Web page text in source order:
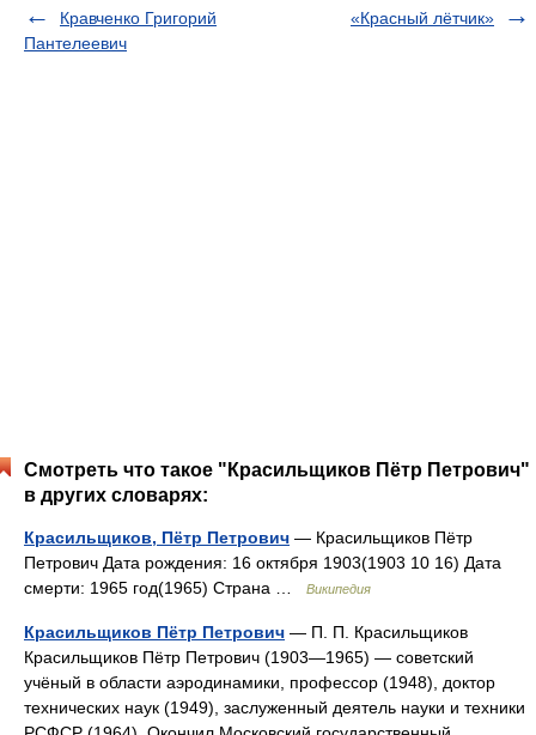
Кравченко Григорий
Пантелеевич
«Красный лётчик»
Смотреть что такое "Красильщиков Пётр Петрович"
в других словарях:
Красильщиков, Пётр Петрович — Красильщиков Пётр
Петрович Дата рождения: 16 октября 1903(1903 10 16) Дата
смерти: 1965 год(1965) Страна …
Википедия
Красильщиков Пётр Петрович — П. П. Красильщиков
Красильщиков Пётр Петрович (1903—1965) — советский
учёный в области аэродинамики, профессор (1948), доктор
технических наук (1949), заслуженный деятель науки и техники